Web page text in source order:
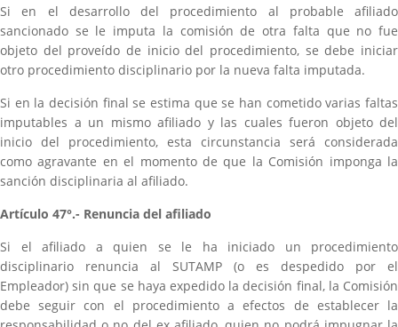
Si en el desarrollo del procedimiento al probable afiliado
sancionado se le imputa la comisión de otra falta que no fue
objeto del proveído de inicio del procedimiento, se debe iniciar
otro procedimiento disciplinario por la nueva falta imputada.
Si en la decisión final se estima que se han cometido varias faltas
imputables a un mismo afiliado y las cuales fueron objeto del
inicio del procedimiento, esta circunstancia será considerada
como agravante en el momento de que la Comisión imponga la
sanción disciplinaria al afiliado.
Artículo 47°.- Renuncia del afiliado
Si el afiliado a quien se le ha iniciado un procedimiento
disciplinario renuncia al SUTAMP (o es despedido por el
Empleador) sin que se haya expedido la decisión final, la Comisión
debe seguir con el procedimiento a efectos de establecer la